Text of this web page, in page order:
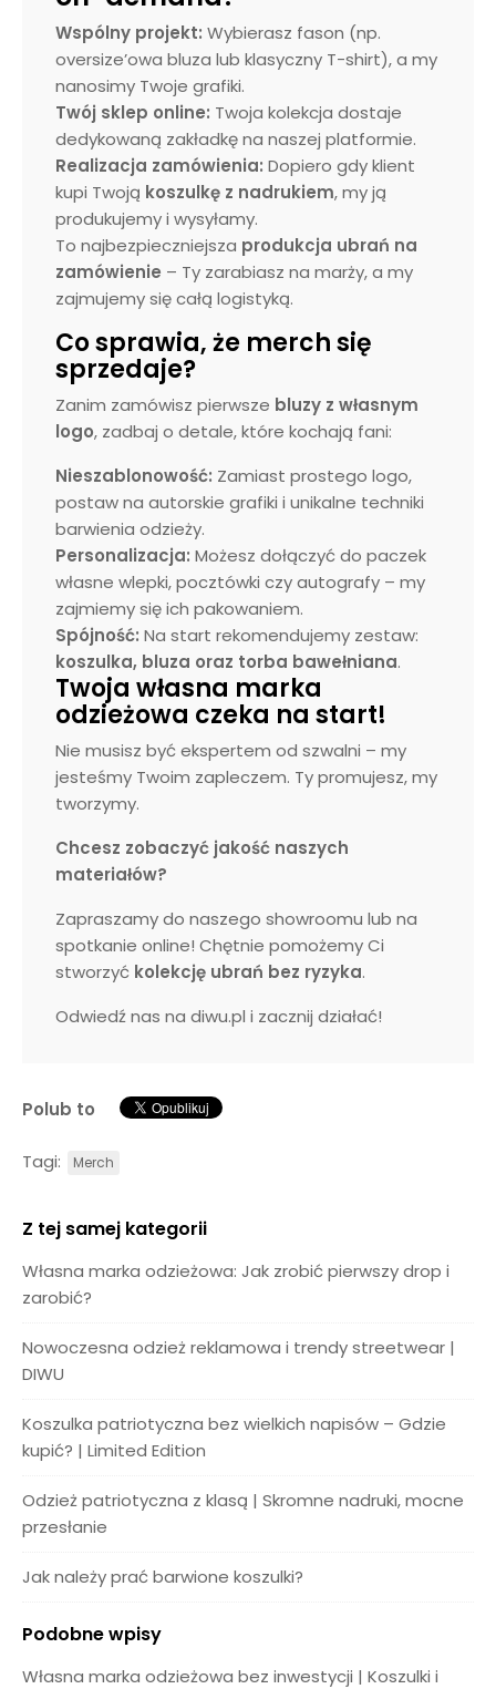
Wspólny projekt: Wybierasz fason (np.
oversize’owa bluza lub klasyczny T-shirt), a my
nanosimy Twoje grafiki.
Twój sklep online: Twoja kolekcja dostaje
dedykowaną zakładkę na naszej platformie.
Realizacja zamówienia: Dopiero gdy klient
kupi Twoją koszulkę z nadrukiem, my ją
produkujemy i wysyłamy.
To najbezpieczniejsza produkcja ubrań na
zamówienie – Ty zarabiasz na marży, a my
zajmujemy się całą logistyką.
Co sprawia, że merch się
sprzedaje?
Zanim zamówisz pierwsze bluzy z własnym
logo, zadbaj o detale, które kochają fani:
Nieszablonowość: Zamiast prostego logo,
postaw na autorskie grafiki i unikalne techniki
barwienia odzieży.
Personalizacja: Możesz dołączyć do paczek
własne wlepki, pocztówki czy autografy – my
zajmiemy się ich pakowaniem.
Spójność: Na start rekomendujemy zestaw:
koszulka, bluza oraz torba bawełniana.
Twoja własna marka
odzieżowa czeka na start!
Nie musisz być ekspertem od szwalni – my
jesteśmy Twoim zapleczem. Ty promujesz, my
tworzymy.
Chcesz zobaczyć jakość naszych
materiałów?
Zapraszamy do naszego showroomu lub na
spotkanie online! Chętnie pomożemy Ci
stworzyć kolekcję ubrań bez ryzyka.
Odwiedź nas na diwu.pl i zacznij działać!
Polub to
Tagi: Merch
Z tej samej kategorii
Własna marka odzieżowa: Jak zrobić pierwszy drop i
zarobić?
Nowoczesna odzież reklamowa i trendy streetwear |
DIWU
Koszulka patriotyczna bez wielkich napisów – Gdzie
kupić? | Limited Edition
Odzież patriotyczna z klasą | Skromne nadruki, mocne
przesłanie
Jak należy prać barwione koszulki?
Podobne wpisy
Własna marka odzieżowa bez inwestycji | Koszulki i